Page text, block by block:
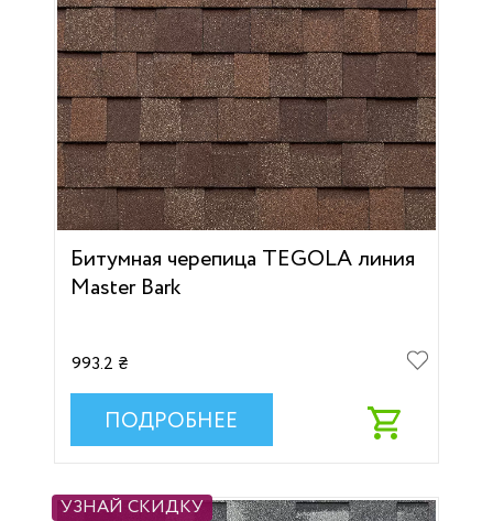
Битумная черепица TEGOLA линия
Master Bark
993.2 ₴
ПОДРОБНЕЕ
УЗНАЙ СКИДКУ